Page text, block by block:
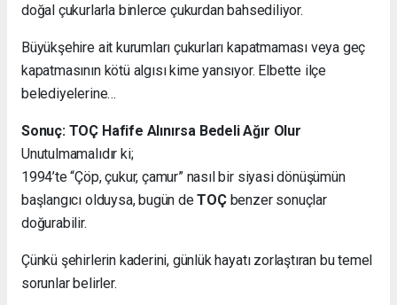
doğal çukurlarla binlerce çukurdan bahsediliyor.
Büyükşehire ait kurumları çukurları kapatmaması veya geç
kapatmasının kötü algısı kime yansıyor. Elbette ilçe
belediyelerine…
Sonuç: TOÇ Hafife Alınırsa Bedeli Ağır Olur
Unutulmamalıdır ki;
1994’te “Çöp, çukur, çamur” nasıl bir siyasi dönüşümün
başlangıcı olduysa, bugün deTOÇbenzer sonuçlar
doğurabilir.
Çünkü şehirlerin kaderini, günlük hayatı zorlaştıran bu temel
sorunlar belirler.